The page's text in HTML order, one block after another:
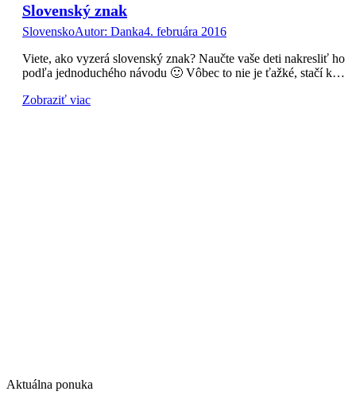
Slovenský znak
SlovenskoAutor: Danka4. februára 2016
Viete, ako vyzerá slovenský znak? Naučte vaše deti nakresliť ho
podľa jednoduchého návodu 🙂 Vôbec to nie je ťažké, stačí k…
Zobraziť viac
Aktuálna ponuka